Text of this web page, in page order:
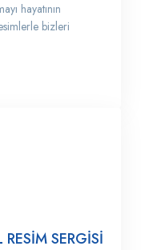
hayatının
bizleri
SERGİSİ